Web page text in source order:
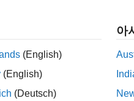
있습니다.
지정 수식 사용.
(English)
(English)
(Deutsch)
아